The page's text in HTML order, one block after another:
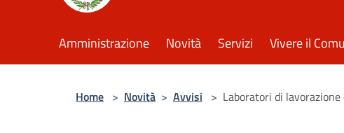
Amministrazione Novità Servizi Vivere il
Home > Novità > Avvisi > Laboratori di